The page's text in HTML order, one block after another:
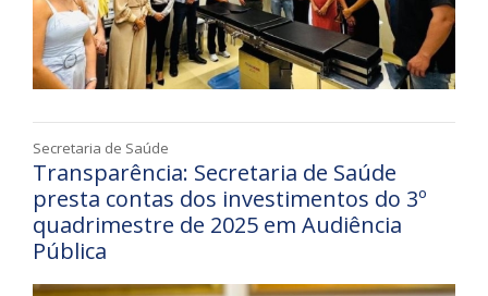
Secretaria de Saúde
Transparência: Secretaria de Saúde
presta contas dos investimentos do 3º
quadrimestre de 2025 em Audiência
Pública